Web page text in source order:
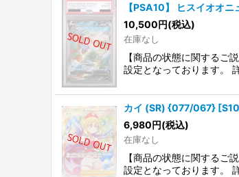
【PSA10】 ヒスイオオ
10,500円(税込)
在庫なし
【商品の状態に関するご
設定となっております。
カイ (SR) {077/067}
6,980円(税込)
在庫なし
【商品の状態に関するご
設定となっております。